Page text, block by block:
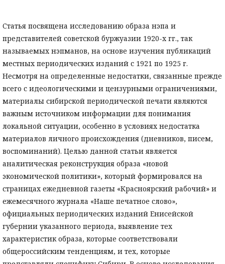
Статья посвящена исследованию образа нэпа и
представителей советской буржуазии 1920-х гг., так
называемых нэпманов, на основе изучения публикаций
местных периодических изданий с 1921 по 1925 г.
Несмотря на определенные недостатки, связанные прежде
всего с идеологическими и цензурными ограничениями,
материалы сибирской периодической печати являются
важным источником информации для понимания
локальной ситуации, особенно в условиях недостатка
материалов личного происхождения (дневников, писем,
воспоминаний). Целью данной статьи является
аналитическая реконструкция образа «новой
экономической политики», который формировался на
страницах ежедневной газеты «Красноярский рабочий» и
ежемесячного журнала «Наше печатное слово»,
официальных периодических изданий Енисейской
губернии указанного периода, выявление тех
характеристик образа, которые соответствовали
общероссийским тенденциям, и тех, которые